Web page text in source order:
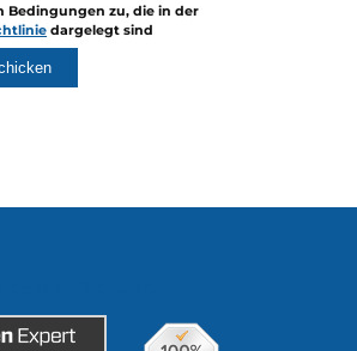
Bedingungen zu, die in der
dargelegt sind